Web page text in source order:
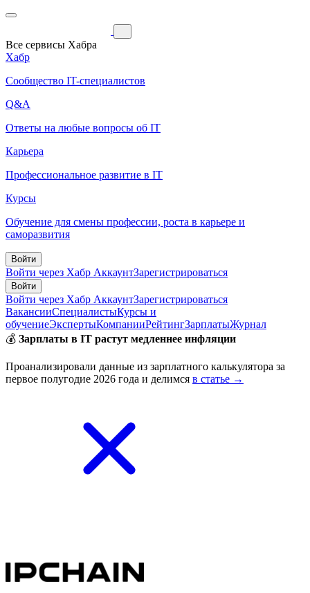
Все сервисы Хабра
Хабр
Сообщество IT-специалистов
Q&A
Ответы на любые вопросы об IT
Карьера
Профессиональное развитие в IT
Курсы
Обучение для смены профессии, роста в карьере и
саморазвития
Войти
Войти через Хабр АккаунтЗарегистрироваться
Войти
Войти через Хабр АккаунтЗарегистрироваться
ВакансииСпециалистыКурсы и
обучениеЭкспертыКомпанииРейтингЗарплатыЖурнал
💰 Зарплаты в IT растут медленнее инфляции
Проанализировали данные из зарплатного калькулятора за
первое полугодие 2026 года и делимся в статье →